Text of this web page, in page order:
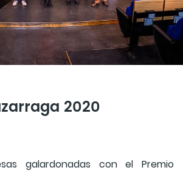
2020
galardonadas con el Premio